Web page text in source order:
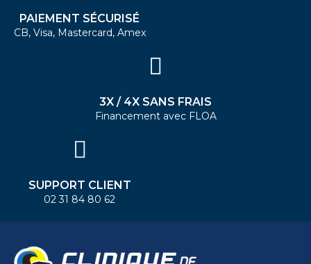
PAIEMENT SÉCURISÉ
CB, Visa, Mastercard, Amex
3X / 4X SANS FRAIS
Financement avec FLOA
SUPPORT CLIENT
02 31 84 80 62